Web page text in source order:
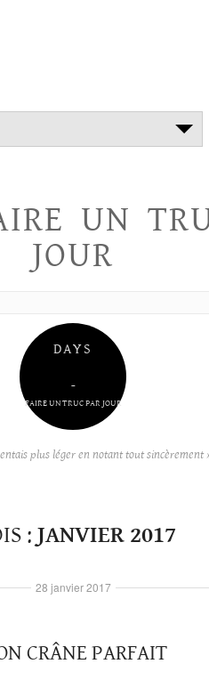
UN
JOUR
DAYS
–
FAIRE UN TRUC PAR JOUR
plus léger en notant tout sincèrement
: JANVIER 2017
CRÂNE PARFAIT
28 janvier 2017